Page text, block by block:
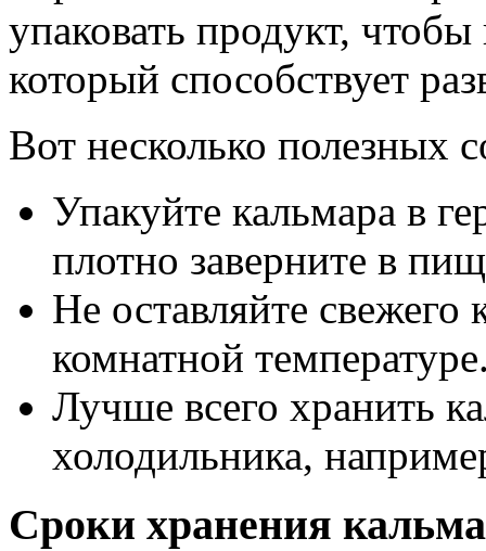
упаковать продукт,
который способствует
Вот несколько полезных
Упакуйте кальмара в
плотно заверните в
Не оставляйте свежего
комнатной
Лучше всего хранить
холодильника,
Сроки хранения